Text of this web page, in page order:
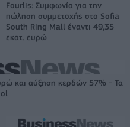
Fourlis: Συμφωνία για την
πώληση συμμετοχής στο Sofia
South Ring Mall έναντι 49,35
εκατ. ευρώ
και αύξηση κερδών 57% - Τα